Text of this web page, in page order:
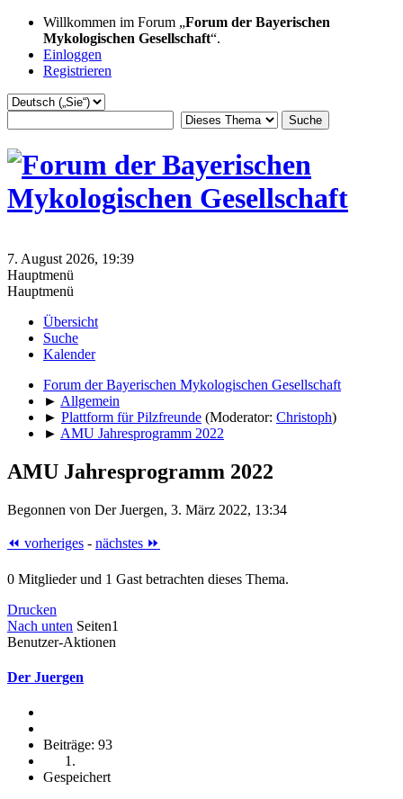
Willkommen im Forum „Forum der Bayerischen
Mykologischen Gesellschaft“.
Einloggen
Registrieren
7. August 2026, 19:39
Hauptmenü
Hauptmenü
Übersicht
Suche
Kalender
Forum der Bayerischen Mykologischen Gesellschaft
► Allgemein
► Plattform für Pilzfreunde (Moderator: Christoph)
► AMU Jahresprogramm 2022
AMU Jahresprogramm 2022
Begonnen von Der Juergen, 3. März 2022, 13:34
⏪ vorheriges - nächstes ⏩
0 Mitglieder und 1 Gast betrachten dieses Thema.
Drucken
Nach unten Seiten1
Benutzer-Aktionen
Der Juergen
Beiträge: 93
Gespeichert